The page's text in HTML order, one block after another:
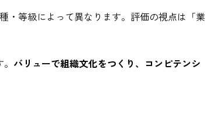
・等級によって異なります。評価の視点は「業
バリューで組織文化をつくり、コンピテンシ